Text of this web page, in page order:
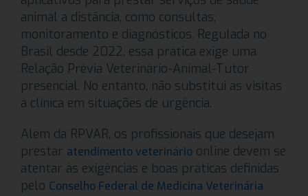
animal a distância, como consultas,
monitoramento e diagnósticos. Regulada no
Brasil desde 2022, essa prática exige uma
Relação Prévia Veterinário-Animal-Tutor
presencial. No entanto, não substitui as visitas
à clínica em situações de urgência.
Além da RPVAR, os profissionais que desejam
prestar atendimento veterinário online devem se
atentar às exigências e boas práticas definidas
pelo Conselho Federal de Medicina Veterinária